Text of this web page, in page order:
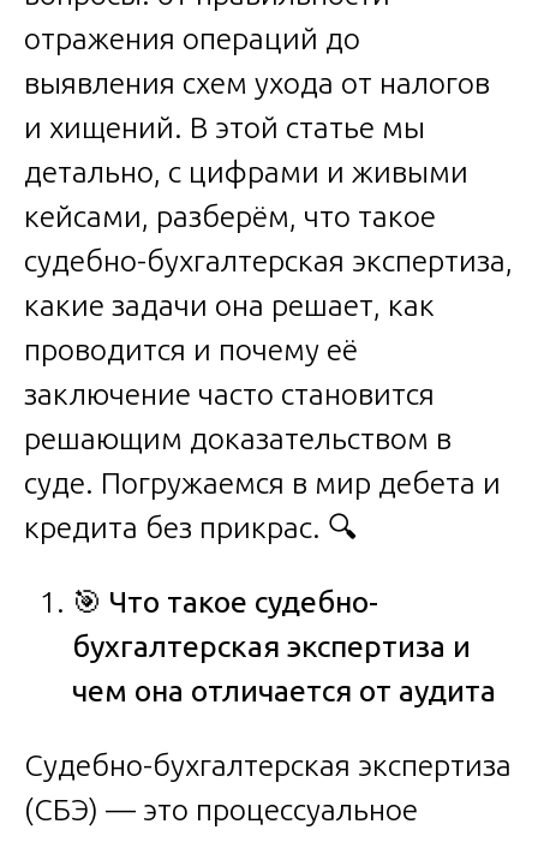
отражения операций до
выявления схем ухода от налогов
и хищений. В этой статье мы
детально, с цифрами и живыми
кейсами, разберём, что такое
судебно-бухгалтерская экспертиза,
какие задачи она решает, как
проводится и почему её
заключение часто становится
решающим доказательством в
суде. Погружаемся в мир дебета и
кредита без прикрас. 🔍
🎯 Что такое судебно-
бухгалтерская экспертиза и
чем она отличается от аудита
Судебно-бухгалтерская экспертиза
(СБЭ) — это процессуальное